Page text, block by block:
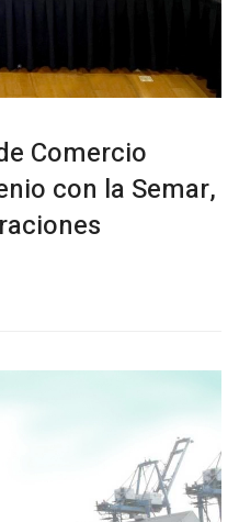
Comercio
con la Semar,